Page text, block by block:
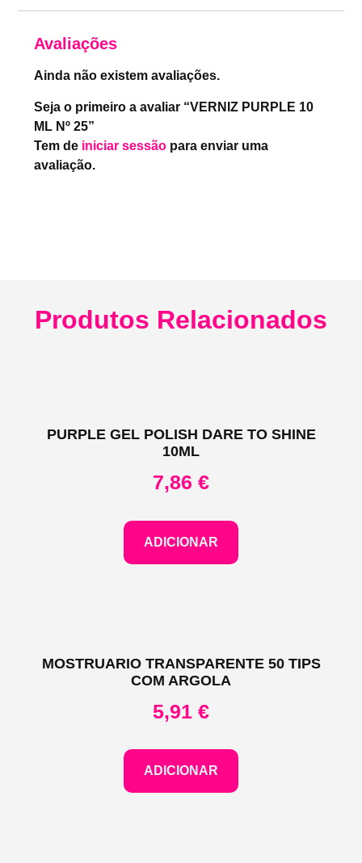
Avaliações
Ainda não existem avaliações.
Seja o primeiro a avaliar “VERNIZ PURPLE 10
ML Nº 25”
Tem de iniciar sessão para enviar uma
avaliação.
Produtos Relacionados
PURPLE GEL POLISH DARE TO SHINE
10ML
7,86 €
ADICIONAR
MOSTRUARIO TRANSPARENTE 50 TIPS
COM ARGOLA
5,91 €
ADICIONAR